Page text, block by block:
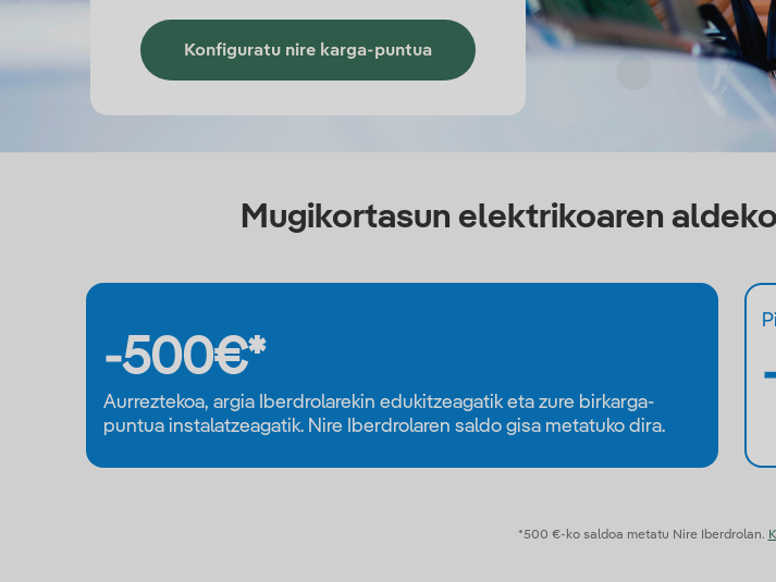
Konfiguratu nire karga-puntua
Mugikortasun elektrikoaren
-500€*
Aurreztekoa, argia Iberdrolarekin edukitzeagatik eta zure birkarga-
puntua instalatzeagatik. Nire Iberdrolaren saldo gisa metatuko dira.
*500 €-ko saldoa metatu Nire Iberdrolan.